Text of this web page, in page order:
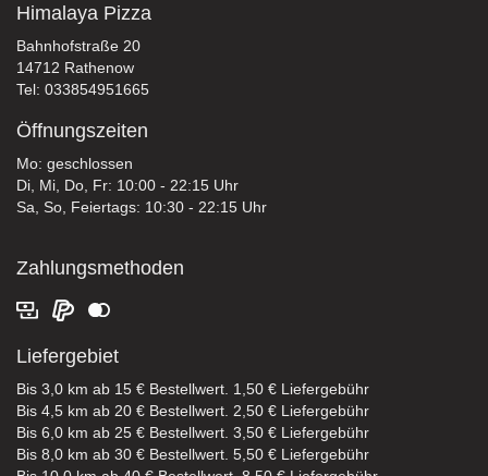
Himalaya Pizza
Bahnhofstraße 20
14712 Rathenow
Tel: 033854951665
Öffnungszeiten
Mo: geschlossen
Di, Mi, Do, Fr: 10:00 - 22:15 Uhr
Sa, So, Feiertags: 10:30 - 22:15 Uhr
Zahlungsmethoden
Liefergebiet
Bis 3,0 km ab 15 € Bestellwert. 1,50 € Liefergebühr
Bis 4,5 km ab 20 € Bestellwert. 2,50 € Liefergebühr
Bis 6,0 km ab 25 € Bestellwert. 3,50 € Liefergebühr
Bis 8,0 km ab 30 € Bestellwert. 5,50 € Liefergebühr